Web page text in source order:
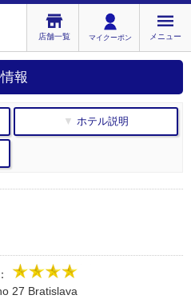
店舗一覧 マイクーポン メニュー
報
▼ ホテル説明
27 Bratislava